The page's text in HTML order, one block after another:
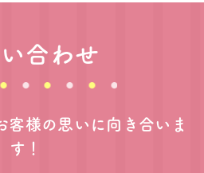
合わせ
客様の思いに向き合いま
す！